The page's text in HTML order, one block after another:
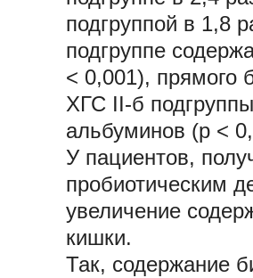
подгруппой в 1,8
подгруппе
< 0,001), прямого
ХГС II-б
альбуминов (р <
У пациентов,
пробиотическим
увеличение
кишки.
Так, содержание